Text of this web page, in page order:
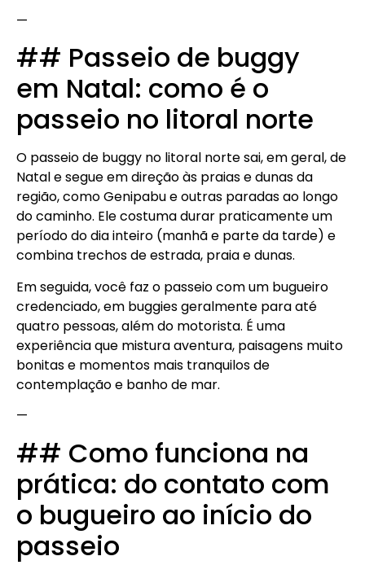
—
## Passeio de buggy
em Natal: como é o
passeio no litoral norte
O passeio de buggy no litoral norte sai, em geral, de
Natal e segue em direção às praias e dunas da
região, como Genipabu e outras paradas ao longo
do caminho. Ele costuma durar praticamente um
período do dia inteiro (manhã e parte da tarde) e
combina trechos de estrada, praia e dunas.
Em seguida, você faz o passeio com um bugueiro
credenciado, em buggies geralmente para até
quatro pessoas, além do motorista. É uma
experiência que mistura aventura, paisagens muito
bonitas e momentos mais tranquilos de
contemplação e banho de mar.
—
## Como funciona na
prática: do contato com
o bugueiro ao início do
passeio